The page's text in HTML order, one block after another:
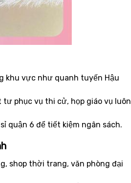
khu vực như quanh tuyến Hậu
tư phục vụ thi cử, họp giáo vụ luôn
quận 6 để tiết kiệm ngân sách.
shop thời trang, văn phòng đại